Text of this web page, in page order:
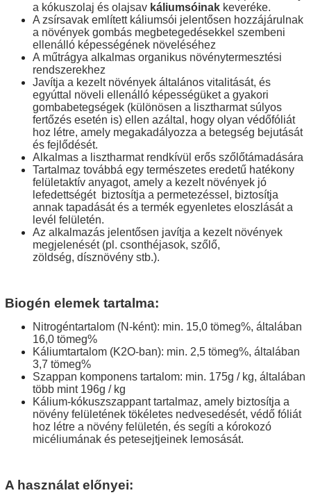
a kókuszolaj és olajsav káliumsóinak keveréke.
A zsírsavak említett káliumsói jelentősen hozzájárulnak
a növények gombás megbetegedésekkel szembeni
ellenálló képességének növeléséhez
A műtrágya alkalmas organikus növénytermesztési
rendszerekhez
Javítja a kezelt növények általános vitalitását, és
egyúttal növeli ellenálló képességüket a gyakori
gombabetegségek (különösen a lisztharmatsúlyos
fertőzés esetén is) ellen azáltal, hogy olyan védőfóliát
hoz létre, amely megakadályozza a betegség bejutását
és fejlődését.
Alkalmas a lisztharmat rendkívül erős szőlőtámadására
Tartalmaz továbbá egy természetes eredetű hatékony
felületaktív anyagot, amely a kezelt növények jó
lefedettségét biztosítja a permetezéssel, biztosítja
annak tapadását és a termék egyenletes eloszlását a
levél felületén.
Az alkalmazás jelentősen javítja a kezelt növények
megjelenését (pl. csonthéjasok, szőlő,
zöldség, dísznövény stb.).
Biogén elemek tartalma:
Nitrogéntartalom (N-ként): min. 15,0 tömeg%, általában
16,0 tömeg%
Káliumtartalom (K2O-ban): min. 2,5 tömeg%, általában
3,7 tömeg%
Szappan komponens tartalom: min. 175g / kg, általában
több mint 196g / kg
Kálium-kókuszszappant tartalmaz, amely biztosítja a
növény felületének tökéletes nedvesedését, védő fóliát
hoz létre a növény felületén, és segíti a kórokozó
micéliumának és petesejtjeinek lemosását.
A használat előnyei: